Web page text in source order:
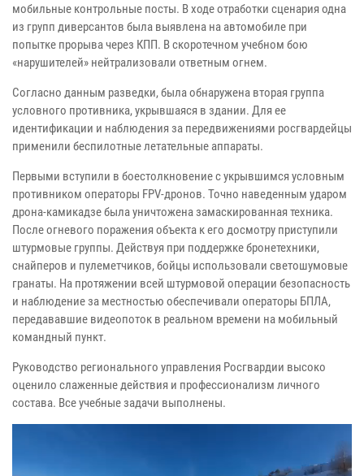
мобильные контрольные посты. В ходе отработки сценария одна
из групп диверсантов была выявлена на автомобиле при
попытке прорыва через КПП. В скоротечном учебном бою
«нарушителей» нейтрализовали ответным огнем.
Согласно данным разведки, была обнаружена вторая группа
условного противника, укрывшаяся в здании. Для ее
идентификации и наблюдения за передвижениями росгвардейцы
применили беспилотные летательные аппараты.
Первыми вступили в боестолкновение с укрывшимся условным
противником операторы FPV-дронов. Точно наведенным ударом
дрона-камикадзе была уничтожена замаскированная техника.
После огневого поражения объекта к его досмотру приступили
штурмовые группы. Действуя при поддержке бронетехники,
снайперов и пулеметчиков, бойцы использовали светошумовые
гранаты. На протяжении всей штурмовой операции безопасность
и наблюдение за местностью обеспечивали операторы БПЛА,
передававшие видеопоток в реальном времени на мобильный
командный пункт.
Руководство регионального управления Росгвардии высоко
оценило слаженные действия и профессионализм личного
состава. Все учебные задачи выполнены.